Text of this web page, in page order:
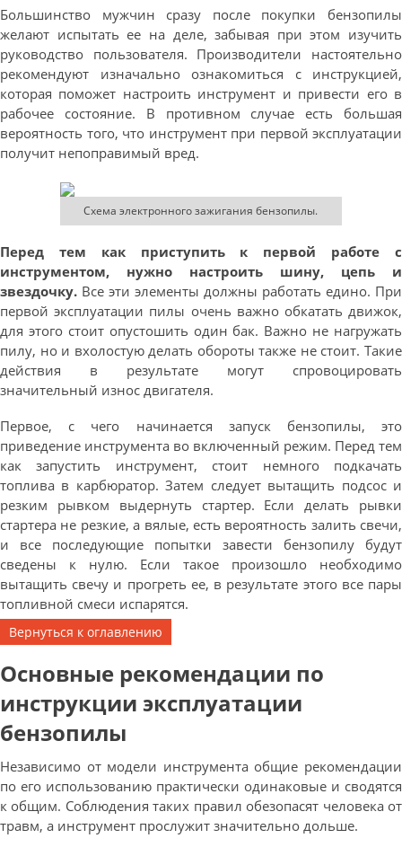
Большинство мужчин сразу после покупки бензопилы
желают испытать ее на деле, забывая при этом изучить
руководство пользователя. Производители настоятельно
рекомендуют изначально ознакомиться с инструкцией,
которая поможет настроить инструмент и привести его в
рабочее состояние. В противном случае есть большая
вероятность того, что инструмент при первой эксплуатации
получит непоправимый вред.
Схема электронного зажигания бензопилы.
Перед тем как приступить к первой работе с
инструментом, нужно настроить шину, цепь и
звездочку. Все эти элементы должны работать едино. При
первой эксплуатации пилы очень важно обкатать движок,
для этого стоит опустошить один бак. Важно не нагружать
пилу, но и вхолостую делать обороты также не стоит. Такие
действия в результате могут спровоцировать
значительный износ двигателя.
Первое, с чего начинается запуск бензопилы, это
приведение инструмента во включенный режим. Перед тем
как запустить инструмент, стоит немного подкачать
топлива в карбюратор. Затем следует вытащить подсос и
резким рывком выдернуть стартер. Если делать рывки
стартера не резкие, а вялые, есть вероятность залить свечи,
и все последующие попытки завести бензопилу будут
сведены к нулю. Если такое произошло необходимо
вытащить свечу и прогреть ее, в результате этого все пары
топливной смеси испарятся.
Вернуться к оглавлению
Основные рекомендации по
инструкции эксплуатации
бензопилы
Независимо от модели инструмента общие рекомендации
по его использованию практически одинаковые и сводятся
к общим. Соблюдения таких правил обезопасят человека от
травм, а инструмент прослужит значительно дольше.